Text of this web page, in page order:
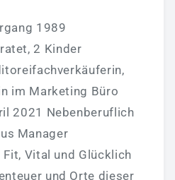
1989
2 Kinder
im Marketing Büro
2021 Nebenberuflich
Manager
Vital und Glücklich
und Orte dieser